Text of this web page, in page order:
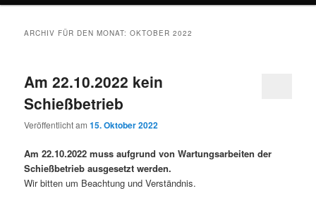
ARCHIV FÜR DEN MONAT:OKTOBER 2022
Am 22.10.2022 kein
Schießbetrieb
Veröffentlicht am15. Oktober 2022
Am 22.10.2022 muss aufgrund von Wartungsarbeiten der
Schießbetrieb ausgesetzt werden.
Wir bitten um Beachtung und Verständnis.